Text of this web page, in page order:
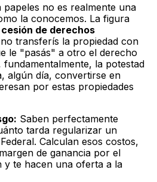
no es realmente una
la conocemos. La figura
cesión de derechos
no transferís la propiedad con
le "pasás" a otro el derecho
la potestad
algún día, convertirse en
por estas propiedades
Saben perfectamente
tarda regularizar un
Calculan esos costos,
de ganancia por el
y te hacen una oferta a la